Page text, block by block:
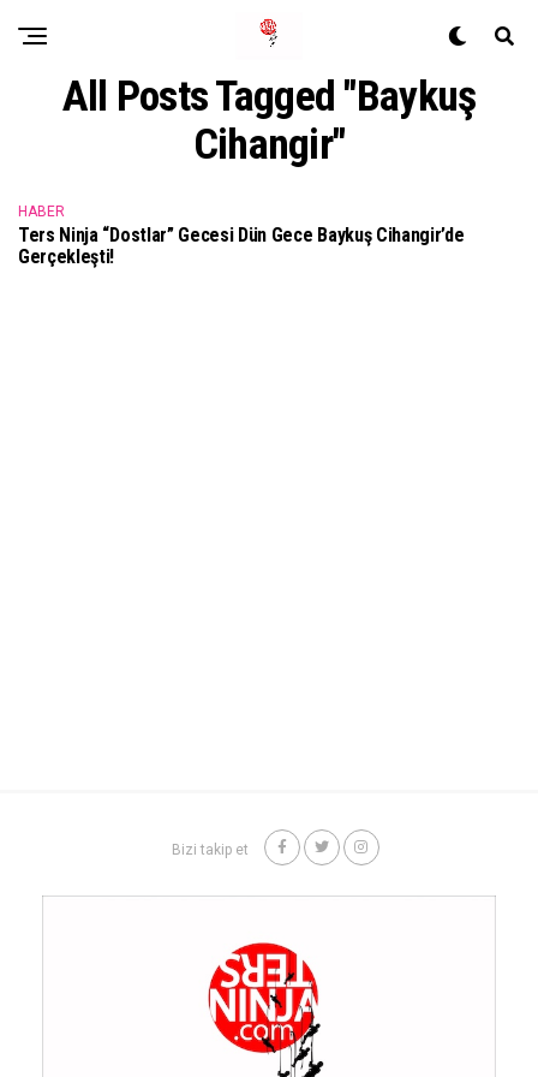
All Posts Tagged "baykuş
Cihangir"
HABER
Ters Ninja “dostlar” Gecesi Dün Gece Baykuş Cihangir’de
Gerçekleşti!
Bizi takip et